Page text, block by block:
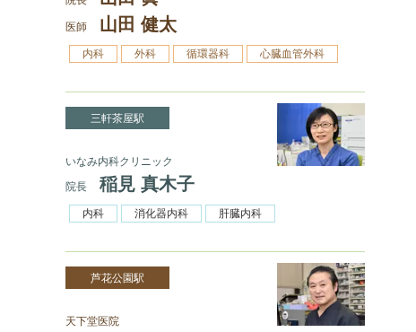
医師 山田 健太
内科 外科 循環器科 心臓血管外科
三軒茶屋駅
いなみ内科クリニック
院長
稲見 真木子
内科 消化器内科 肝臓内科
芦花公園駅
天下堂医院